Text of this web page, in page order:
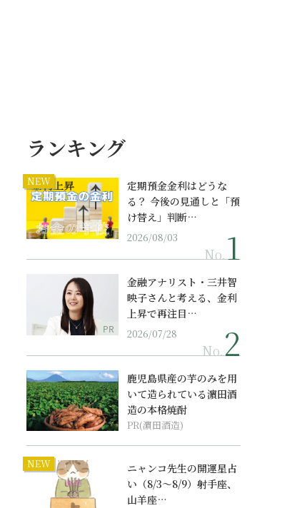
ランキング
NEW
定期預金金利はどうな
る？ 今後の見通しと「預
け替え」判断…
2026/08/03
No.
PR
金融アナリスト・三井智
映子さんと考える、金利
上昇で再注目…
2026/07/28
No.
鹿児島県産の芋のみを用
いて造られている濵田酒
造の本格焼酎
PR(濵田酒造)
NEW
ニャンコ先生の開運星占
い（8/3～8/9）射手座、
山羊座…